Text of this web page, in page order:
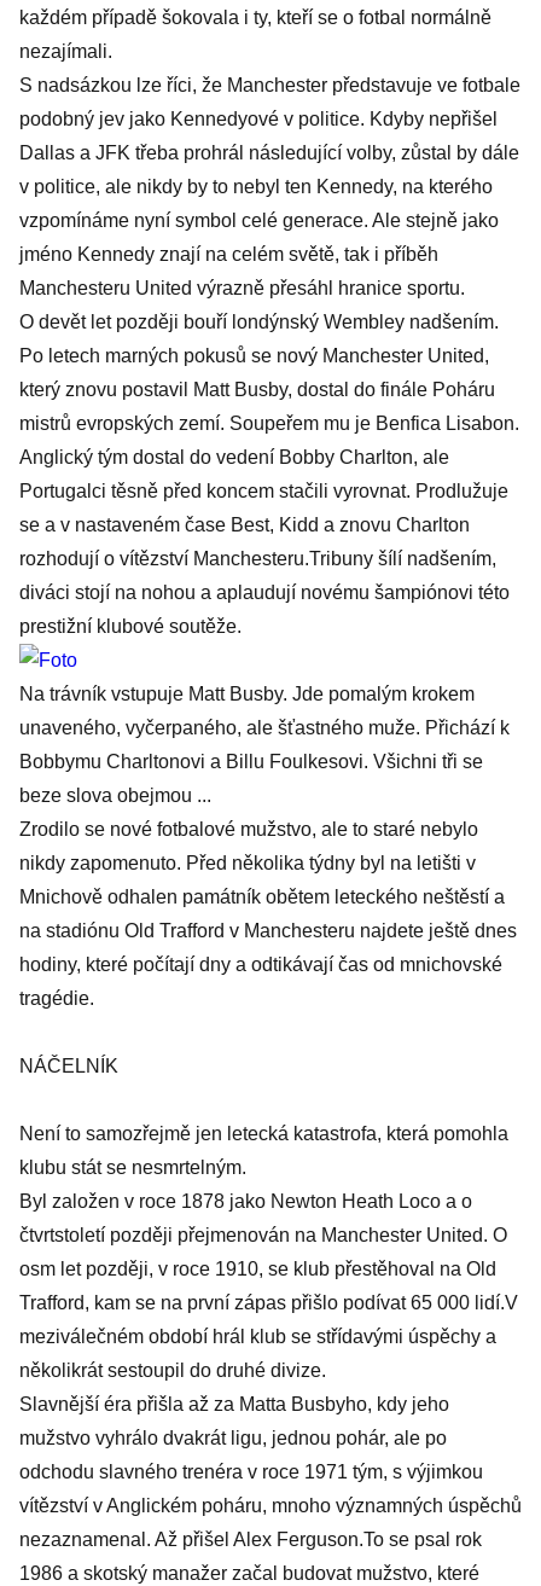
každém případě šokovala i ty, kteří se o fotbal normálně
nezajímali.
S nadsázkou lze říci, že Manchester představuje ve fotbale
podobný jev jako Kennedyové v politice. Kdyby nepřišel
Dallas a JFK třeba prohrál následující volby, zůstal by dále
v politice, ale nikdy by to nebyl ten Kennedy, na kterého
vzpomínáme nyní symbol celé generace. Ale stejně jako
jméno Kennedy znají na celém světě, tak i příběh
Manchesteru United výrazně přesáhl hranice sportu.
O devět let později bouří londýnský Wembley nadšením.
Po letech marných pokusů se nový Manchester United,
který znovu postavil Matt Busby, dostal do finále Poháru
mistrů evropských zemí. Soupeřem mu je Benfica Lisabon.
Anglický tým dostal do vedení Bobby Charlton, ale
Portugalci těsně před koncem stačili vyrovnat. Prodlužuje
se a v nastaveném čase Best, Kidd a znovu Charlton
rozhodují o vítězství Manchesteru.Tribuny šílí nadšením,
diváci stojí na nohou a aplaudují novému šampiónovi této
prestižní klubové soutěže.
Na trávník vstupuje Matt Busby. Jde pomalým krokem
unaveného, vyčerpaného, ale šťastného muže. Přichází k
Bobbymu Charltonovi a Billu Foulkesovi. Všichni tři se
beze slova obejmou ...
Zrodilo se nové fotbalové mužstvo, ale to staré nebylo
nikdy zapomenuto. Před několika týdny byl na letišti v
Mnichově odhalen památník obětem leteckého neštěstí a
na stadiónu Old Trafford v Manchesteru najdete ještě dnes
hodiny, které počítají dny a odtikávají čas od mnichovské
tragédie.
NÁČELNÍK
Není to samozřejmě jen letecká katastrofa, která pomohla
klubu stát se nesmrtelným.
Byl založen v roce 1878 jako Newton Heath Loco a o
čtvrtstoletí později přejmenován na Manchester United. O
osm let později, v roce 1910, se klub přestěhoval na Old
Trafford, kam se na první zápas přišlo podívat 65 000 lidí.V
meziválečném období hrál klub se střídavými úspěchy a
několikrát sestoupil do druhé divize.
Slavnější éra přišla až za Matta Busbyho, kdy jeho
mužstvo vyhrálo dvakrát ligu, jednou pohár, ale po
odchodu slavného trenéra v roce 1971 tým, s výjimkou
vítězství v Anglickém poháru, mnoho významných úspěchů
nezaznamenal. Až přišel Alex Ferguson.To se psal rok
1986 a skotský manažer začal budovat mužstvo, které